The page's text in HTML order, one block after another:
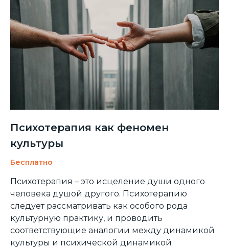
Психотерапия как феномен
культуры
Бесплатно
Психотерапия – это исцеление души одного
человека душой другого. Психотерапию
следует рассматривать как особого рода
культурную практику, и проводить
соответствующие аналогии между динамикой
культуры и психической динамикой